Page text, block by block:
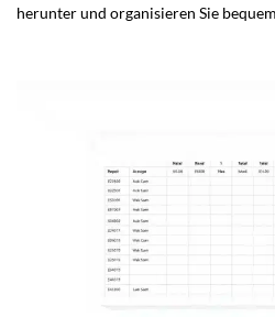
herunter und organisieren Sie